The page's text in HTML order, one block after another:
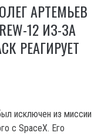
АРТЕМЬЕВ
12 ИЗ-ЗА
РЕАГИРУЕТ
исключен из миссии
с SpaceX. Его